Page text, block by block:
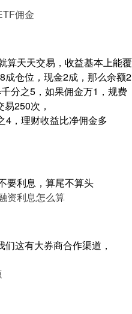
佣金
算天天交易，收益基本上能覆
成仓位，现金2成，那么余额2
分之5，如果佣金万1，规费
250次，
4，理财收益比净佣金多
要利息，算尾不算头
资利息怎么算
这有大券商合作渠道，